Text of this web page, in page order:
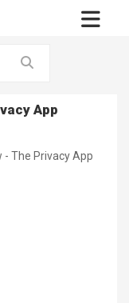
App
- The Privacy App